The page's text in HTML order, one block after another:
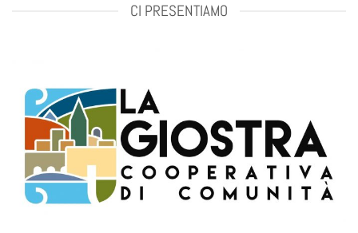
CI PRESENTIAMO